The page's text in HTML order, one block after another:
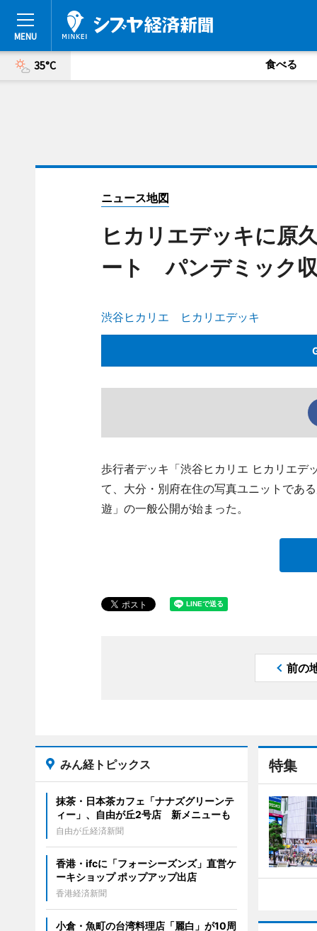
35°C 食べる
ニュース地図
ヒカリエデッキに原
ート パンデミック
渋谷ヒカリエ ヒカリエデッキ
歩行者デッキ「渋谷ヒカリエ ヒカリエデ
て、大分・別府在住の写真ユニットであ
遊」の一般公開が始まった。
前の
特集
みん経トピックス
抹茶・日本茶カフェ「ナナズグリーンテ
ィー」、自由が丘2号店 新メニューも
自由が丘経済新聞
香港・ifcに「フォーシーズンズ」直営ケ
ーキショップ ポップアップ出店
香港経済新聞
小倉・魚町の台湾料理店「麗白」が10周